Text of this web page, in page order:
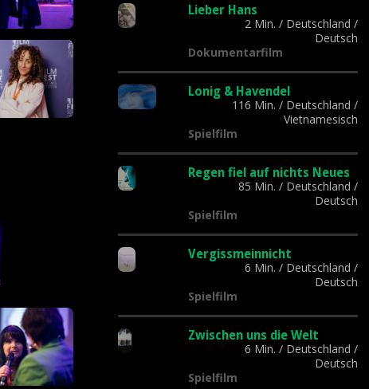
Lieber Hans
2 Min. / Deutschland /
Deutsch
Dokumentarfilm
Lonig & Havendel
116 Min. / Deutschland /
Vietnamesisch
Spielfilm
Regen fiel auf nichts Neues
85 Min. / Deutschland /
Deutsch
Spielfilm
Vergissmeinnicht
6 Min. / Deutschland /
Deutsch
Spielfilm
Zwischen uns die Welt
6 Min. / Deutschland /
Deutsch
Spielfilm